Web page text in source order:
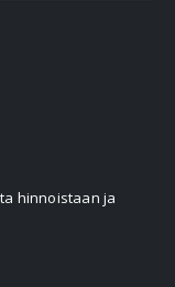
hinnoistaan ja